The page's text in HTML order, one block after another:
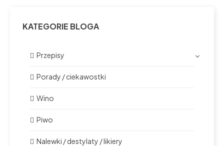
KATEGORIE BLOGA
Przepisy
Porady / ciekawostki
Wino
Piwo
Nalewki / destylaty / likiery